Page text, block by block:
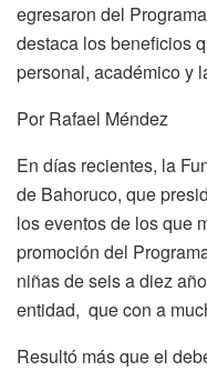
egresaron del
destaca los beneficios
personal, académico y
Por Rafael Méndez
En días recientes, la
de Bahoruco, que
los eventos de los que
promoción del
niñas de seis a diez
entidad, que con a
Resultó más que el